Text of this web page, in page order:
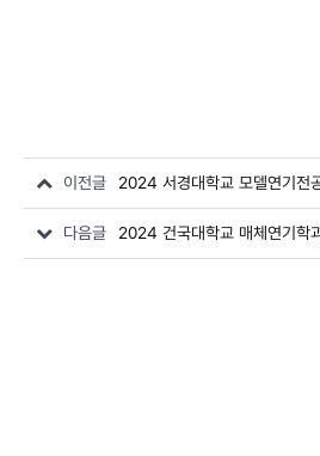
이전글 2024 서경대학교 모델연기전
다음글 2024 건국대학교 매체연기학